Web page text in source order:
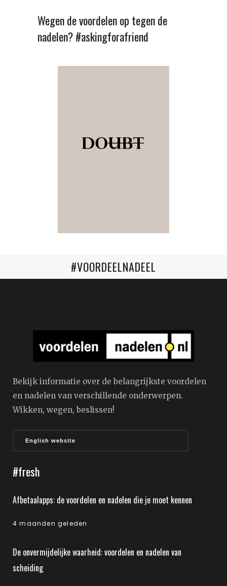
Wegen de voordelen op tegen de
nadelen? #askingforafriend
#VOORDEELNADEEL
Bekijk informatie over de belangrijkste voordelen
en nadelen van verschillende onderwerpen.
Wikken, wegen, beslissen!
English website
#fresh
Afbetaalapps: de voordelen en nadelen die je moet kennen
4 maanden geleden
De onvermijdelijke waarheid: voordelen en nadelen van
scheiding